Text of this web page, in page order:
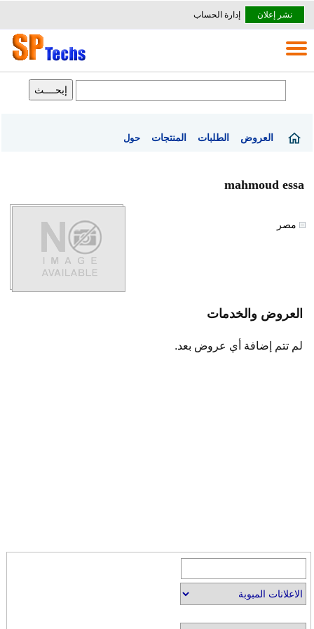
نشر إعلان إدارة الحساب
العروض الطلبات المنتجات حول
mahmoud essa
مصر
العروض والخدمات
لم تتم إضافة أي عروض بعد.